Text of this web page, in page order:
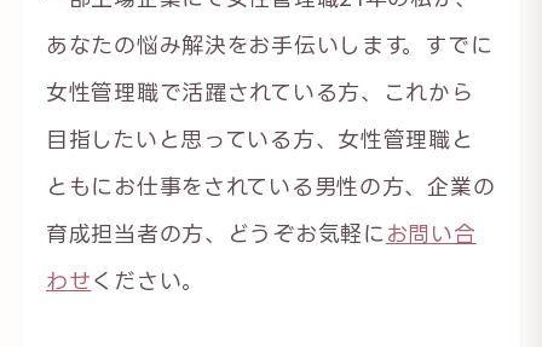
あなたの悩み解決をお手伝いします。すでに
女性管理職で活躍されている方、これから
目指したいと思っている方、女性管理職と
ともにお仕事をされている男性の方、企業の
育成担当者の方、どうぞお気軽に お問い合
わせ ください。